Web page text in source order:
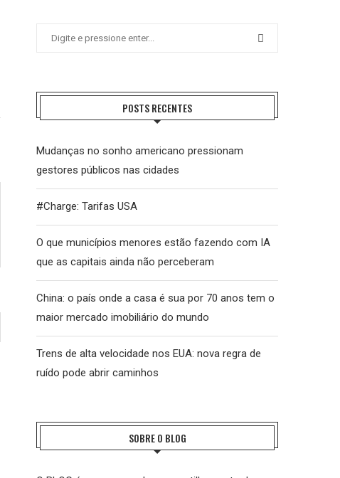
POSTS RECENTES
Mudanças no sonho americano pressionam
gestores públicos nas cidades
#Charge: Tarifas USA
O que municípios menores estão fazendo com IA
que as capitais ainda não perceberam
China: o país onde a casa é sua por 70 anos tem o
maior mercado imobiliário do mundo
Trens de alta velocidade nos EUA: nova regra de
ruído pode abrir caminhos
SOBRE O BLOG